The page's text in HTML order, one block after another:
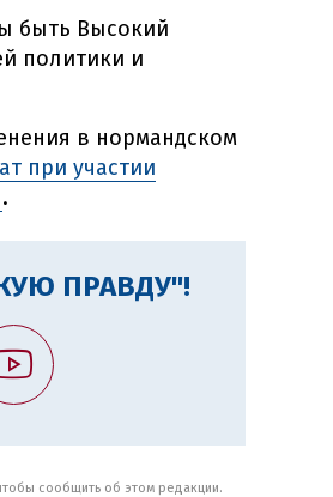
быть Высокий
политики и
в нормандском
при участии
.
ПРАВДУ"!
сообщить об этом редакции.